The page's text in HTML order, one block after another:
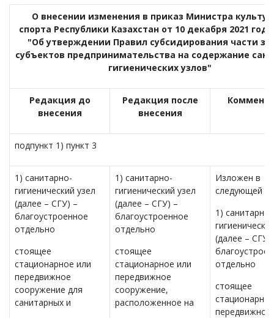
О внесении изменения в приказ Министра
спорта Республики Казахстан от 10 декабря 2021
"Об утверждении Правил субсидирования части
субъектов предпринимательства на содержание
гигиенических узлов"
Редакция до
внесения
Редакция после
внесения
подпункт 1) пункт 3
1) санитарно-
гигиенический узел
(далее – СГУ) –
благоустроенное
отдельно
стоящее
стационарное или
передвижное
сооружение для
санитарных и
1) санитарно-
гигиенический узел
(далее – СГУ) –
благоустроенное
отдельно
стоящее
стационарное или
передвижное
сооружение,
расположенное на
Изложен в
следующей
1) санитарно-
(далее – СГУ)
отдельно
стоящее
передвижное